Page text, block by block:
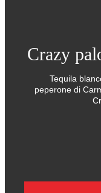
Crazy
Tequila
peperone di